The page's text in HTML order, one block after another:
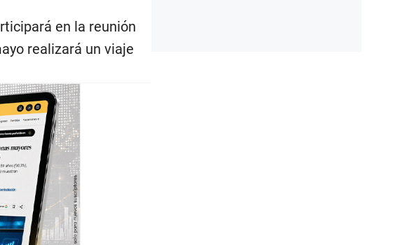
en la reunión
realizará un viaje